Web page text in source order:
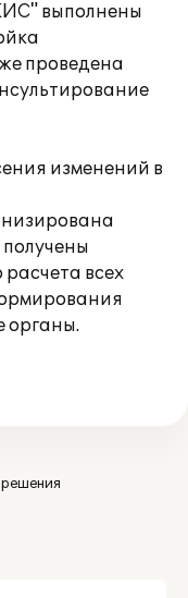
выполнены
проведена
изменений в
получены
всех
органы.
решения